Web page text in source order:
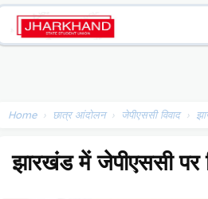
Home › छात्र आंदोलन › जेपीएससी विवाद ›
झारखंड में जेपीएससी पर